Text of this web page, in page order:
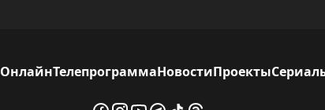
ОнлайнТелепрограммаНовостиПроекты